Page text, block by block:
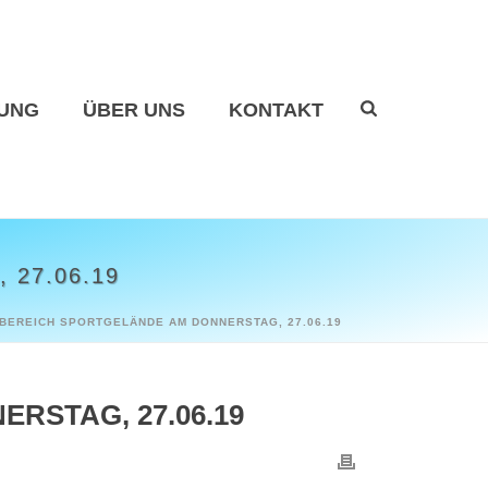
ÜBER UNS KONTAKT
27.06.19
SPORTGELÄNDE AM DONNERSTAG, 27.06.19
27.06.19